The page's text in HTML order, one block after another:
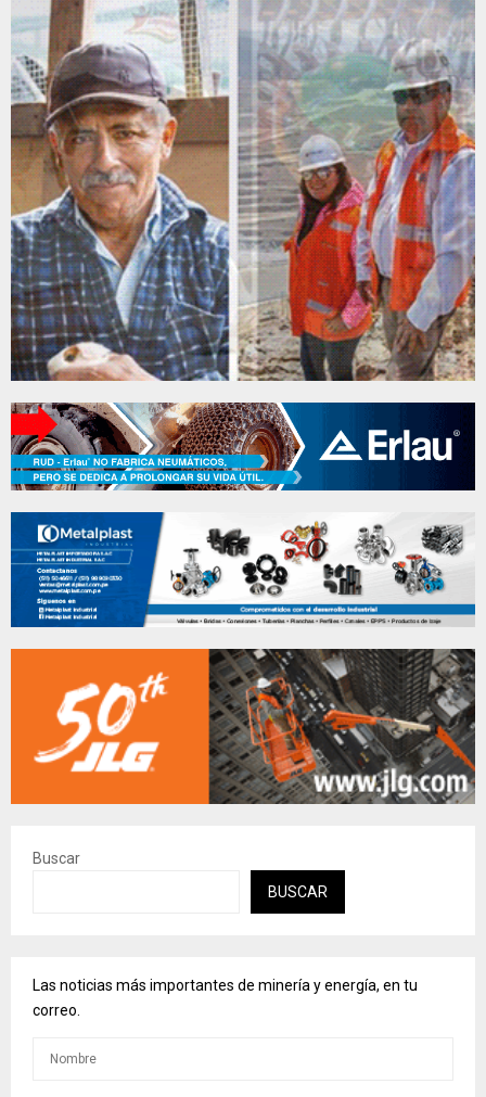
Buscar
BUSCAR
Las noticias más importantes de minería y energía, en tu
correo.